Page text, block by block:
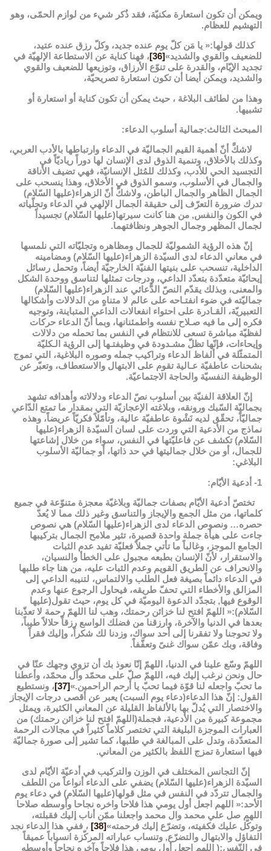
ويمكن أن تكون استعارة مكنيّة، فقد ذُكر شيء من لوازم الحمّى، وهو
التهشيم للعظام.
كذلك قولها:« يا مَن كلّ يوم عنده جديد، وكلّ رزق عنده عتيد،
للضعيف والقوي والشديد»[36]
، فهنا كناية عن الاستطاعة الإلهيّة في
تجديد الإيّام، والقدرة على تنوّع الأرزاق، وتوزيعها للضعيف والقوي
والشديد، ويمكن أيضا أن تكون استعارة تصريحيّة،
وهذا من لطائف البلاغة ، حيث يمكن أن تكون كناية أو استعارة أو
تشبيها.
المبحث الثالث:جمالية أسلوب الدعاء:
لاشكَّ أنّ أهمية القيم الجماليّة في الدعاء وارتباطها بالأدب العربي،
وكذلك بالأخلاق، وتنمية الذوق لدى الإنسان لها دوراً رياديّاً في
التجسيد الحي للأدب، وكذلك للمُثل الإنسانيّة، فهي تضيف الأناقة
والجمال في الأسلوب، وسمو الذوق في الأخلاق، وهذا ينسحب على
الجمال الظاهر والجمال الباطن، ولاشكَّ أنّ الزهراء(عليها السّلام)
تدرك ضرورة التعرّف إلى حقيقة الجمال الإلهي في الدعاء وتجلّياته
في الكون والنفس, من هنا كانت سيرتها(عليها السّلام) تجسيداً
لجمال المظهر وجمال الجوهر ونظافتهما.
إنّ هذه الرؤية الشموليّة للجمال ومظاهره وتجليّاته التي نلمسها
في معاني الدعاء لدى السيّدة الزهراء(عليها السّلام) ومضامينه
الداخلية، تنسحب على بنيتها الفنيّة الخارجيّة أيضاً، وتحمل رسائل
إيحائيّة متعدّدة بتعدّد الداعي، ودرجات تمثلها لتناسق ووحدة الشكل
والمعنى، وبذلك يقدّم النصّ الدُّعائي عند الزهراء(عليها السّلام)
جماليّته في ضوء انفتـاحه على عالم لا متناهٍ من الدلالات وأشكالها
التعبيريّة، القـادرة على احتواء انفعالات الداعي المتباينة، وتوجيه
فكره إلى ما فيه صـلاح نفسه واطمئنانها، وبما أنّ الدعاء حركات
لفظيّة مباشرة تسعى للانتظام في النفس بما تحمله من دلالات
وإيحاءات، فإنّها تظلّ مشـدودة في وظيفتـها إلى الرؤية الـكليّة
المتمثّلة في ألفاظ الدعاء وتراكيب جمله وصوره البلاغية، التي تموج
بشحنات عاطفيّة عـالية تقوم على الابتهال والاستعطاف، وتعبّر عن
الوظيفة النفسيّة والحاجة الاجتماعيّة.
إنّ العلاقة الفنيّة بين أسلوب نصّ الدعاء ودلالاته وأهدافه تشهد
بجماليّة السّبك ورونقه، وبلاغته الإعجازيّة التي بمقدار ما تمتع الدّاعي
جماليّاً، تحقّق لديه نَشْوة عاطفيّة عالية، وتأمّلاً فكريّاً عريضاً، وهذه
نماذج من الأدعية التي وردت على لسان السيّدة الزهراء(عليها
السّلام) تكشف عن فاعليّتها في النفس، سواء من خلال إشاعتها
للجمال، أو من خلال جماليتها في حد ذاتها، أو جماليّة الأسلوب
البلاغي:
1- أدعية الأيّام:
تختصّ أدعية الأيّام بصفات جماليّة وبلاغيّة معجزة متنوّعة في جميع
كلماتها، من مثل الجمع والإيجاز والتناسق وغير ذلك مما لا يُعدّ
حصره… ونصوص الدعاء لدى الزهراء(عليها السّلام) هي نصوص
جاءت على هيأة جملة واحدة قصيرة، تثير ملامح الجمال بتركيبها
الجامع الموجز، وغالباً ما تأتي جملاً فعليّة تفيد عدم الثبات
والاستقرار، لأنّ الإنسان بطبعه مجبول على الخطأ والنسيان،
والانحراف عن الطريق القويم وعدم الثبات عليه، من هنا جاء طلبها
في الدعاء دائماً بصيغة فعل الطلب والالتماس، لتنيبه الداعي إلى
المزالق والأخطاء التي تحفّ طريقه، فيحاول الرجوع عنها وعدم
الوقوع فيها, بتجدّد الدعوة اليوميّة في كل يوم، حيث تقول(عليها
السّلام):« اللهمّ افتح لنا خزائن رحمتك، وهب لنا اللهمّ رحمة لا تعذّبنا
بعدها في الدنيا والآخرة، وارزقنا من فضلك الواسع رزقاً حلالاً طيباً،
ولا تحوجنا ولا تفقرنا إلى أحد سواك، وزدنا لك شكراً، وإليك فقراً
وفاقة، وبك عمّن سواك غنىً وتعفّفاً.
اللهمّ وسّع علينا في الدنيا، اللهمّ إنّا نعوذ بك أن تزوي وجهك عنّا في
حال ونحن نرغب إليك فيه، اللهمّ صلّ على محمّد وآل محمّد، وأعطنا
ما تحبّ واجعله لنا قوّة فيما تحبّ يا أرحم الراحمين.»[37]
، ونستطيع
القول: إنّ هذا الدعاء(دعاء يوم السبت) يعبر عن أقصى درجات الإيجاز
والاختصار التي يُدلّ بها بالألفاظ القليلة عن المعاني الكثيرة، ويمثل
مجموعة كبيرة من الأدعية، فجملة(اللهمّ افتح لنا خزائن رحمتك) من
العبارات الموجزة البليغة التي تختصر كلاماً كثيراً في مجالات الرحمة
المتعدّدة، وتدل على المبالغة في طلبها، كما تشير إلى صورة جماليّة
فيها استعارة تمزج اللفظ بالكثير من المعاني.
إنّ التجانس المختلف في الوزن والتركيب في أدعيّة الأيّام لدى
السيّدة الزهراء(عليها السّلام) يضفي على الدعاء أنواعاً من اللطف
والجمال تتردّد في النفس في مثل قولها(عليها السّلام) في دعاء يوم
الأحد:« اللهم اجعل أول يومي هذا فلاحا واخره نجاحا وأوسطه صلاحا
اللهم صل علي محمد وال محمد واجعلنا ممّن أناب إليك فقبلته،
وتوكّل عليك فكفيته، وتضرّع إليك فرحمته»[38]
، ففي هذا الدعاء نجد
التفاؤل والابتهال والتضرّع, وتنساب عباراته المركّزة انسياباً عميقاً
في النّفس:( اللهم اجعل أول يومي هذا فلاحاً وآخره نجاحاً وأوسطه